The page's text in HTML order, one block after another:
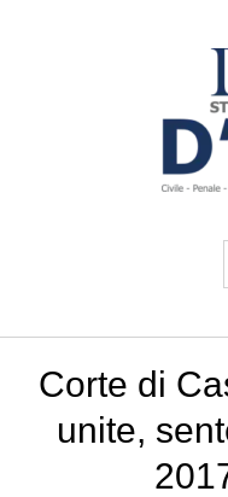
Corte di
unite,